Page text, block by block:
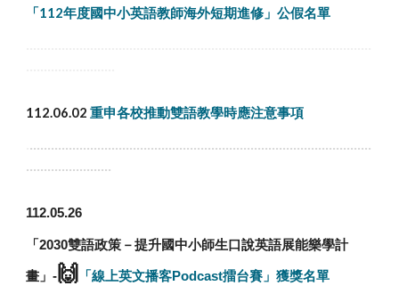
「112年度國中小英語教師海外短期進修」公假名單
112.06.02重申各校推動雙語教學時應注意事項
................................................................................................
........................
112.05.26
「2030雙語政策－提升國中小師生口說英語展能樂學計
畫」- 🙌 「線上英文播客Podcast擂台賽」獲獎名單